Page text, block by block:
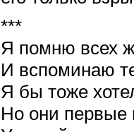
***
Я помню всех
И вспоминаю
Я бы тоже
Но они